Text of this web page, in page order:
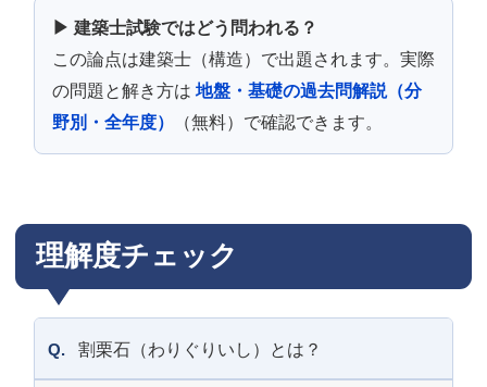
▶ 建築士試験ではどう問われる？
この論点は建築士（構造）で出題されます。実際
の問題と解き方は 地盤・基礎の過去問解説（分
野別・全年度）
（無料）で確認できます。
理解度チェック
Q. 割栗石（わりぐりいし）とは？